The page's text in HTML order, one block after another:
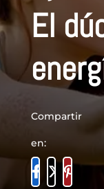
El
Compartir
en: